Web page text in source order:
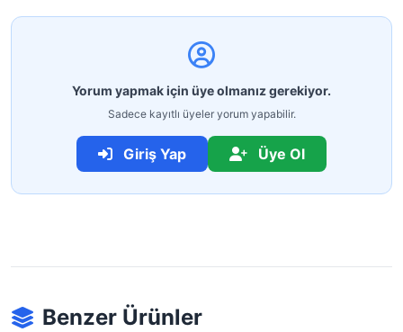
Yorum yapmak için üye olmanız gerekiyor.
Sadece kayıtlı üyeler yorum yapabilir.
Giriş Yap Üye Ol
Benzer Ürünler